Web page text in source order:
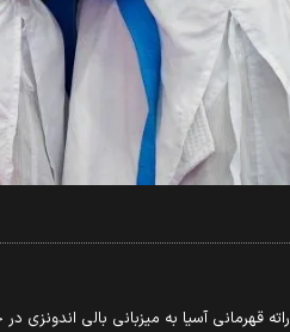
قهرمانی آسیا به میزبانی بالی